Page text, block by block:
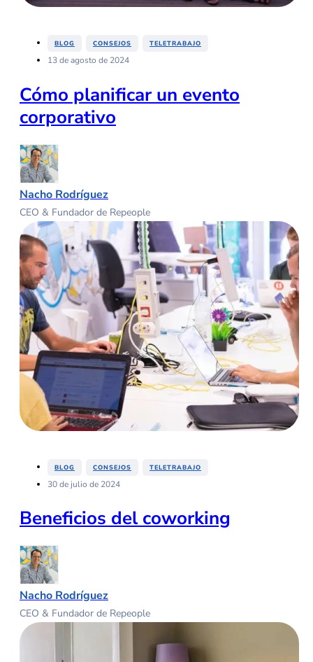
BLOG CONSEJOS TELETRABAJO
13 de agosto de 2024
Cómo planificar un evento
corporativo
Nacho Rodríguez
CEO & Fundador de Repeople
BLOG CONSEJOS TELETRABAJO
30 de julio de 2024
Beneficios del coworking
Nacho Rodríguez
CEO & Fundador de Repeople